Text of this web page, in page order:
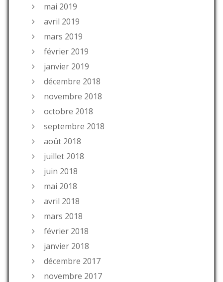
mai 2019
avril 2019
mars 2019
février 2019
janvier 2019
décembre 2018
novembre 2018
octobre 2018
septembre 2018
août 2018
juillet 2018
juin 2018
mai 2018
avril 2018
mars 2018
février 2018
janvier 2018
décembre 2017
novembre 2017